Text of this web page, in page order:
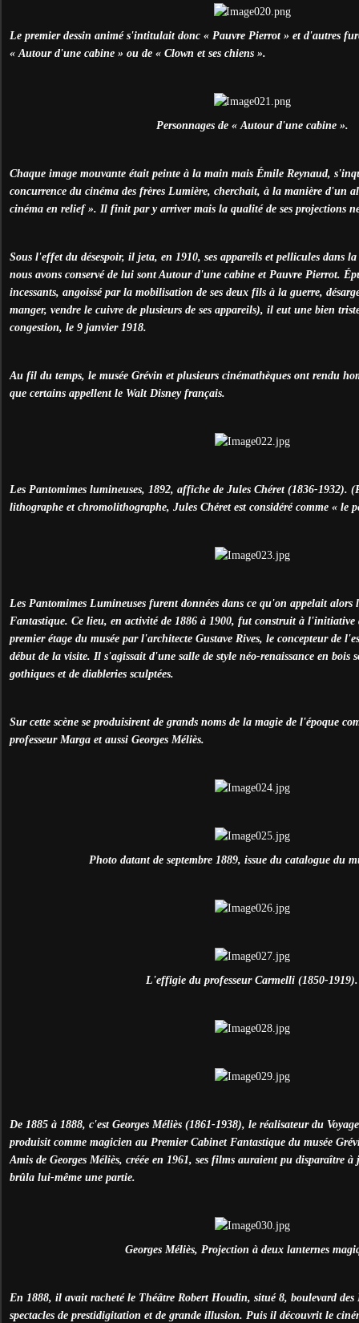
Le premier dessin animé s'intitulait donc « Pauvre Pierrot » et d'autres
« Autour d'une cabine » ou de « Clown et ses chiens ».
Personnages de « Autour d'une cabine ».
Chaque image mouvante était peinte à la main mais Émile Reynaud,
concurrence du cinéma des frères Lumière, cherchait, à la manière d'un
cinéma en relief ». Il finit par y arriver mais la qualité de ses projections
Sous l'effet du désespoir, il jeta, en 1910, ses appareils et pellicules dans
nous avons conservé de lui sont Autour d'une cabine et Pauvre Pierrot.
incessants, angoissé par la mobilisation de ses deux fils à la guerre,
manger, vendre le cuivre de plusieurs de ses appareils), il eut une bien
congestion, le 9 janvier 1918.
Au fil du temps, le musée Grévin et plusieurs cinémathèques ont rendu
que certains appellent le Walt Disney français.
Les Pantomimes lumineuses, 1892, affiche de Jules Chéret (1836-1932).
lithographe et chromolithographe, Jules Chéret est considéré comme « le
Les Pantomimes Lumineuses furent données dans ce qu'on appelait alors
Fantastique. Ce lieu, en activité de 1886 à 1900, fut construit à l'initiative
premier étage du musée par l'architecte Gustave Rives, le concepteur de
début de la visite. Il s'agissait d'une salle de style néo-renaissance en bois
gothiques et de diableries sculptées.
Sur cette scène se produisirent de grands noms de la magie de l'époque
professeur Marga et aussi Georges Méliès.
Photo datant de septembre 1889, issue du catalogue du
L'effigie du professeur Carmelli (1850-1919).
De 1885 à 1888, c'est Georges Méliès (1861-1938), le réalisateur du
produisit comme magicien au Premier Cabinet Fantastique du musée
Amis de Georges Méliès, créée en 1961, ses films auraient pu disparaître
brûla lui-même une partie.
Georges Méliès, Projection à deux lanternes
En 1888, il avait racheté le Théâtre Robert Houdin, situé 8, boulevard des
spectacles de prestidigitation et de grande illusion. Puis il découvrit le